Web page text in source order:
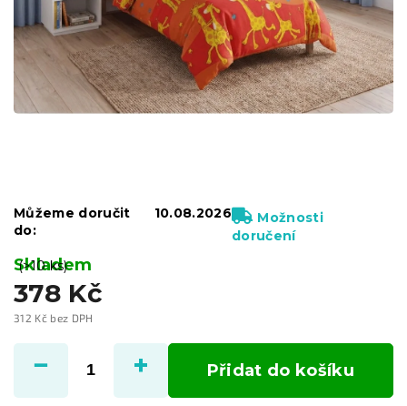
378 Kč
312 Kč bez DPH
cena:
Skladem
(>10 ks)
Můžeme doručit
do:
10.08.2026
Možnosti
doručení
Přidat do košíku